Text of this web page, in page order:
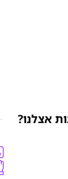
אצלנו?